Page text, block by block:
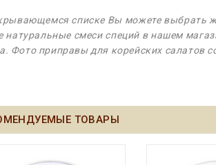
списке Вы можете выбрать
натуральные смеси специй в нашем
Фото приправы для корейских салатов
ТОВАРЫ